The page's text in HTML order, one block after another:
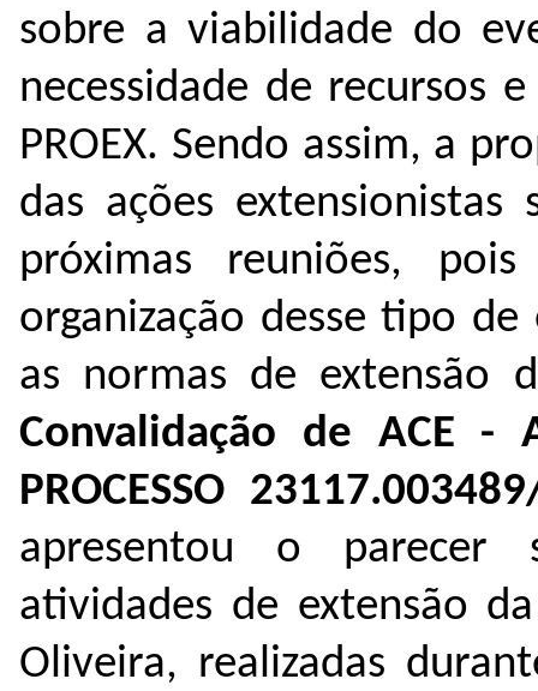
sobre a viabilidade do
necessidade de recursos
PROEX. Sendo assim, a
das ações
próximas reuniões,
organização desse tipo
as normas de extensão
Convalidação de ACE -
PROCESSO
apresentou o parecer
atividades de extensão
Oliveira, realizadas